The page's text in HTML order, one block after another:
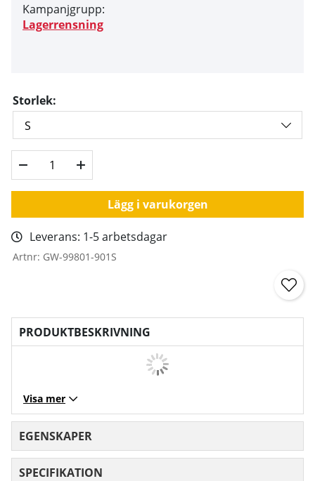
Kampanjgrupp:
Lagerrensning
Storlek:
Lägg i varukorgen
Leverans: 1-5 arbetsdagar
Artnr: GW-99801-901S
PRODUKTBESKRIVNING
Visa mer
EGENSKAPER
SPECIFIKATION